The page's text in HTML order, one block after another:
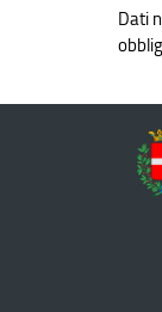
Dati